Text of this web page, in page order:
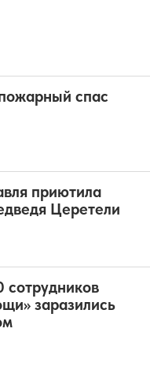
спас
приютила
Церетели
сотрудников
заразились